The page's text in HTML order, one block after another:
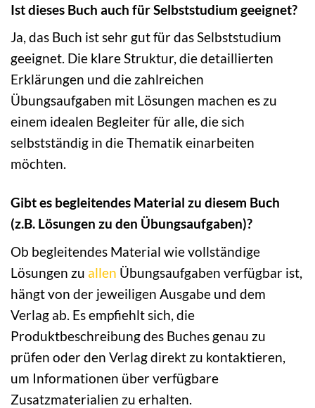
Ist dieses Buch auch für Selbststudium geeignet?
Ja, das Buch ist sehr gut für das Selbststudium
geeignet. Die klare Struktur, die detaillierten
Erklärungen und die zahlreichen
Übungsaufgaben mit Lösungen machen es zu
einem idealen Begleiter für alle, die sich
selbstständig in die Thematik einarbeiten
möchten.
Gibt es begleitendes Material zu diesem Buch
(z.B. Lösungen zu den Übungsaufgaben)?
Ob begleitendes Material wie vollständige
Lösungen zu allen Übungsaufgaben verfügbar ist,
hängt von der jeweiligen Ausgabe und dem
Verlag ab. Es empfiehlt sich, die
Produktbeschreibung des Buches genau zu
prüfen oder den Verlag direkt zu kontaktieren,
um Informationen über verfügbare
Zusatzmaterialien zu erhalten.